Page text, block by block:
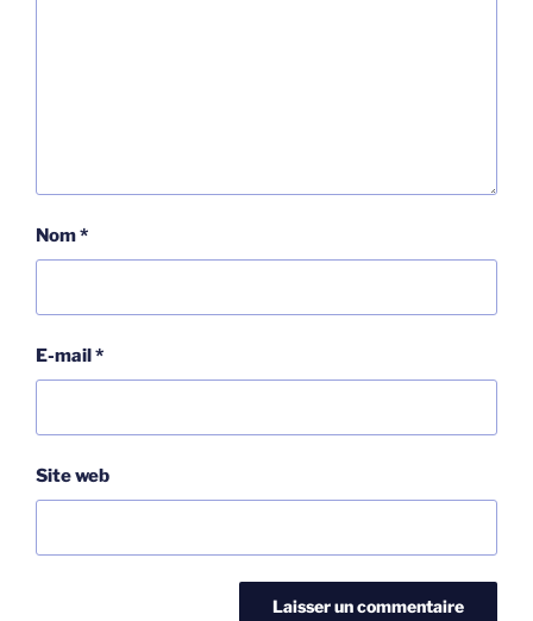
Nom*
E-mail*
Site web